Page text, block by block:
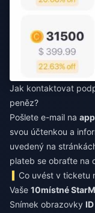
Jak kontaktovat
peněz?
Pošlete e-mail na
svou účtenkou a
uvedený na
plateb se obraťte na
Co uvést v ticketu
Vaše 10místné
Snímek obrazovky